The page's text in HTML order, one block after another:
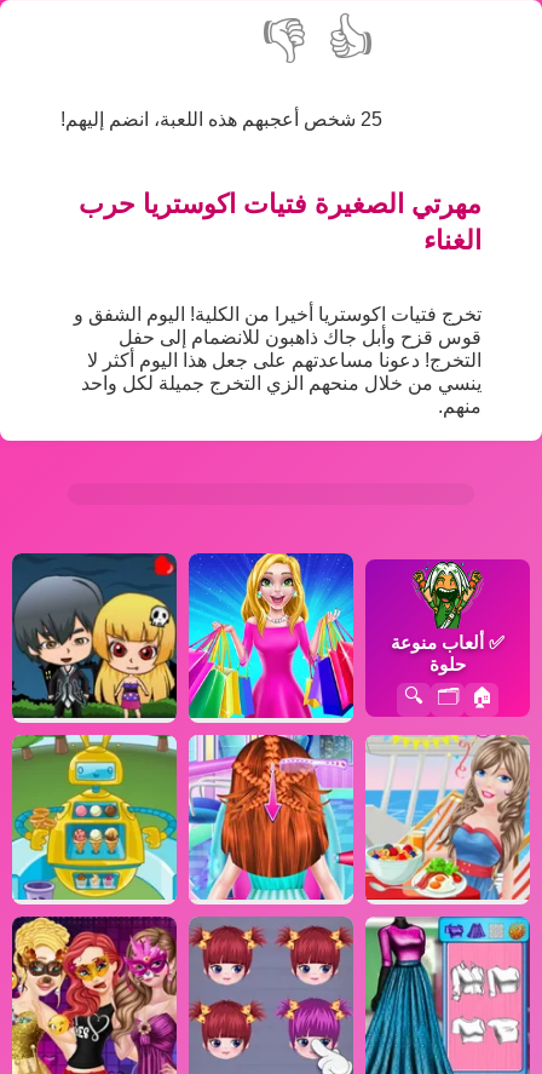
👍
👎
25 شخص أعجبهم هذه اللعبة، انضم إليهم!
مهرتي الصغيرة فتيات اكوستريا حرب
الغناء
تخرج فتيات اكوستريا أخيرا من الكلية! اليوم الشفق و
قوس قزح وأبل جاك ذاهبون للانضمام إلى حفل
التخرج! دعونا مساعدتهم على جعل هذا اليوم أكثر لا
ينسي من خلال منحهم الزي التخرج جميلة لكل واحد
منهم.
✅ ألعاب منوعة
حلوة
🏠
🗂️
🔍